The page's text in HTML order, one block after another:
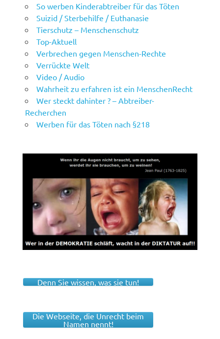
So werben Kinderabtreiber für das Töten
Suizid / Sterbehilfe / Euthanasie
Tierschutz – Menschenschutz
Top-Aktuell
Verbrechen gegen Menschen-Rechte
Verrückte Welt
Video / Audio
Wahrheit zu erfahren ist ein MenschenRecht
Wer steckt dahinter ? – Abtreiber-
Recherchen
Werben für das Töten nach §218
Denn Sie wissen, was sie tun!
Die Webseite, die Unrecht beim
Namen nennt!